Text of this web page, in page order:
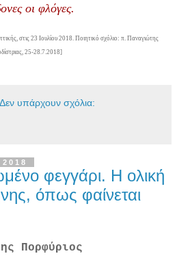
οι φλόγες.
στις 23 Ιουλίου 2018. Ποιητικό σχόλιο: π. Παναγιώτης
25-28.7.2018]
Δεν υπάρχουν σχόλια:
φεγγάρι. Η ολική
όπως φαίνεται
Πορφύριος